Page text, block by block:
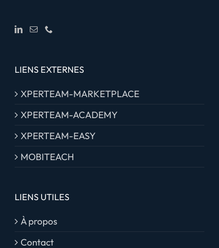
LIENS EXTERNES
XPERTEAM-MARKETPLACE
XPERTEAM-ACADEMY
XPERTEAM-EASY
MOBITEACH
LIENS UTILES
À propos
Contact